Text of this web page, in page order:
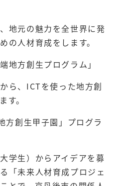
地元の魅力を全世界に発
の人材育成をします。
方創生プログラム」
ら、ICTを使った地方創
す。
創生甲子園」プログラ
学生）からアイデアを募
「未来人材育成プロジェ